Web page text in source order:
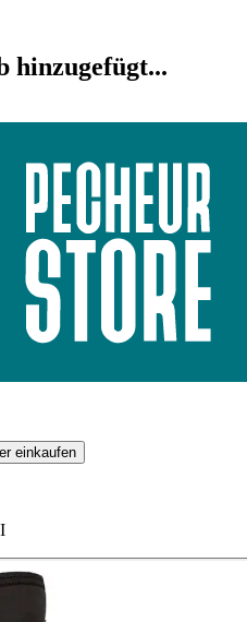
hinzugefügt...
einkaufen